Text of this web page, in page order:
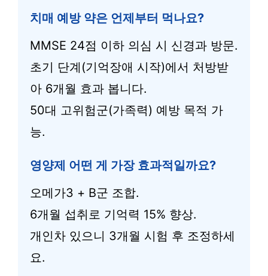
치매 예방 약은 언제부터 먹나요?
MMSE 24점 이하 의심 시 신경과 방문.
초기 단계(기억장애 시작)에서 처방받
아 6개월 효과 봅니다.
50대 고위험군(가족력) 예방 목적 가
능.
영양제 어떤 게 가장 효과적일까요?
오메가3 + B군 조합.
6개월 섭취로 기억력 15% 향상.
개인차 있으니 3개월 시험 후 조정하세
요.